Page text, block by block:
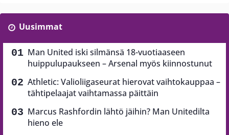
Uusimmat
Man United iski silmänsä 18-vuotiaaseen
huippulupaukseen – Arsenal myös kiinnostunut
Athletic: Valioliigaseurat hierovat vaihtokauppaa –
tähtipelaajat vaihtamassa päittäin
Marcus Rashfordin lähtö jäihin? Man Unitedilta
hieno ele